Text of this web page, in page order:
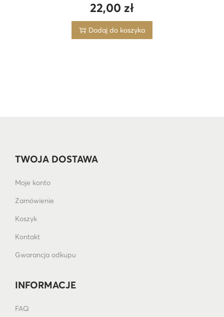
22,00 zł
Dodaj do koszyka
TWOJA DOSTAWA
Moje konto
Zamówienie
Koszyk
Kontakt
Gwarancja odkupu
INFORMACJE
FAQ